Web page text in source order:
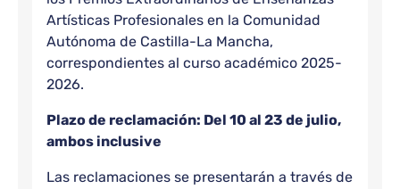
Artísticas Profesionales en la Comunidad
Autónoma de Castilla-La Mancha,
correspondientes al curso académico 2025-
2026.
Plazo de reclamación: Del 10 al 23 de julio,
ambos inclusive
Las reclamaciones se presentarán a través de